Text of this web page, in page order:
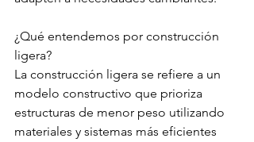
¿Qué entendemos por construcción
ligera?
La construcción ligera se refiere a un
modelo constructivo que prioriza
estructuras de menor peso utilizando
materiales y sistemas más eficientes